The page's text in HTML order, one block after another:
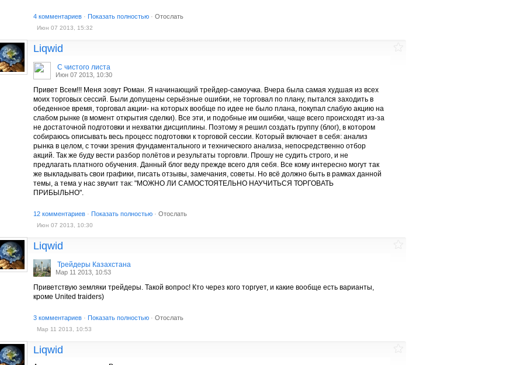
4 комментариев · Показать полностью · Отослать
Июн 07 2013, 15:32
Liqwid
С чистого листа
Июн 07 2013, 10:30
Привет Всем!!! Меня зовут Роман. Я начинающий трейдер-самоучка. Вчера была самая худшая из всех
моих торговых сессий. Были допущены серьёзные ошибки, не торговал по плану, пытался заходить в
обеденное время, торговал акции- на которых вообще по идее не было плана, покупал слабую акцию на
слабом рынке (в момент открытия сделки). Все эти, и подобные им ошибки, чаще всего происходят из-за
не достаточной подготовки и нехватки дисциплины. Поэтому я решил создать группу (блог), в котором
собираюсь описывать весь процесс подготовки к торговой сессии. Который включает в себя: анализ
рынка в целом, с точки зрения фундаментального и технического анализа, непосредственно отбор
акций. Так же буду вести разбор полётов и результаты торговли. Прошу не судить строго, и не
предлагать платного обучения. Данный блог веду прежде всего для себя. Все кому интересно могут так
же выкладывать свои графики, писать отзывы, замечания, советы. Но всё должно быть в рамках данной
темы, а тема у нас звучит так: "МОЖНО ЛИ САМОСТОЯТЕЛЬНО НАУЧИТЬСЯ ТОРГОВАТЬ
ПРИБЫЛЬНО".
12 комментариев · Показать полностью · Отослать
Июн 07 2013, 10:30
Liqwid
Трейдеры Казахстана
Мар 11 2013, 10:53
Приветствую земляки трейдеры. Такой вопрос! Кто через кого торгует, и какие вообще есть варианты,
кроме United traiders)
3 комментариев · Показать полностью · Отослать
Мар 11 2013, 10:53
Liqwid